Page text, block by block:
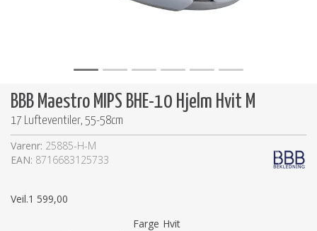
BBB Maestro MIPS BHE-10 Hjelm Hvit M
17 Lufteventiler, 55-58cm
Varenr: 25885-H-M
EAN: 8716683125733
Veil.1 599,00
Farge Hvit